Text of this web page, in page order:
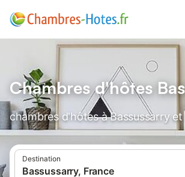
Chambres d'hôtes
chambres d'hôtes à Bassussarry
Destination
Bassussarry, France